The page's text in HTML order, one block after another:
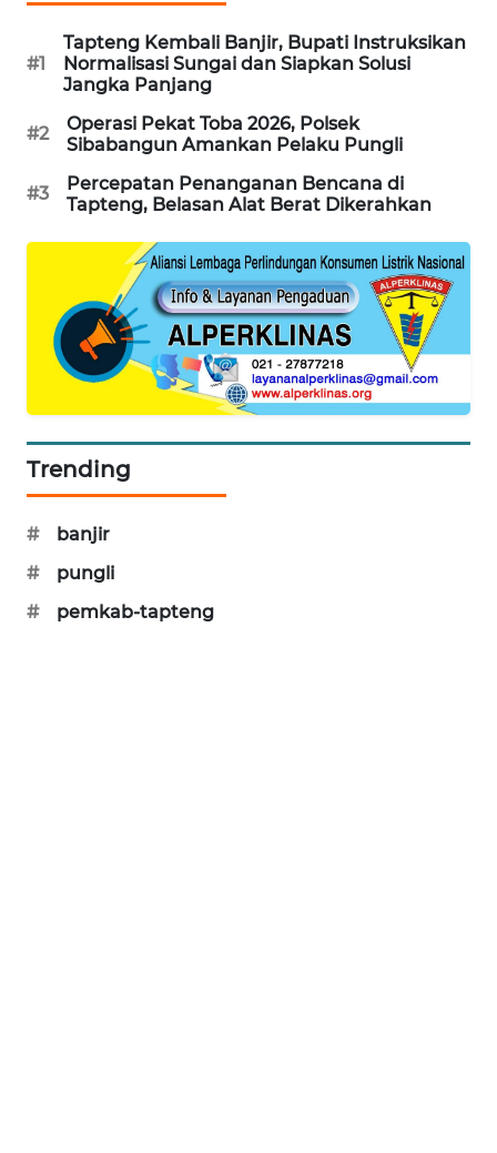
#1
Tapteng Kembali Banjir, Bupati Instruksikan
Normalisasi Sungai dan Siapkan Solusi
Jangka Panjang
#2
Operasi Pekat Toba 2026, Polsek
Sibabangun Amankan Pelaku Pungli
#3
Percepatan Penanganan Bencana di
Tapteng, Belasan Alat Berat Dikerahkan
Trending
#
banjir
#
pungli
#
pemkab-tapteng
WAHANA
OTOMOTIF
WAHANA
HEALTH
WAHANA
LAPAK
WAHANA
Network
KONSUMEN
LISTRIK
KELISTRIKAN